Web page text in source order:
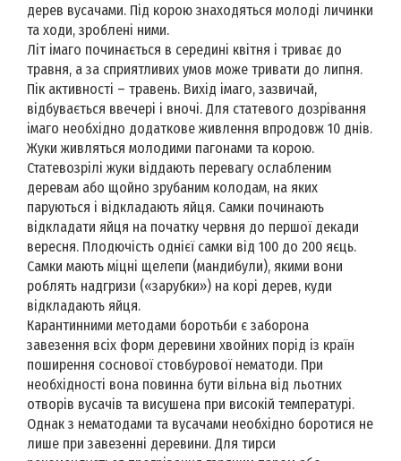
дерев вусачами. Під корою знаходяться молоді личинки
та ходи, зроблені ними.
Літ імаго починається в середині квітня і триває до
травня, а за сприятливих умов може тривати до липня.
Пік активності – травень. Вихід імаго, зазвичай,
відбувається ввечері і вночі. Для статевого дозрівання
імаго необхідно додаткове живлення впродовж 10 днів.
Жуки живляться молодими пагонами та корою.
Статевозрілі жуки віддають перевагу ослабленим
деревам або щойно зрубаним колодам, на яких
паруються і відкладають яйця. Самки починають
відкладати яйця на початку червня до першої декади
вересня. Плодючість однієї самки від 100 до 200 яєць.
Самки мають міцні щелепи (мандибули), якими вони
роблять надгризи («зарубки») на корі дерев, куди
відкладають яйця.
Карантинними методами боротьби є заборона
завезення всіх форм деревини хвойних порід із країн
поширення соснової стовбурової нематоди. При
необхідності вона повинна бути вільна від льотних
отворів вусачів та висушена при високій температурі.
Однак з нематодами та вусачами необхідно боротися не
лише при завезенні деревини. Для тирси